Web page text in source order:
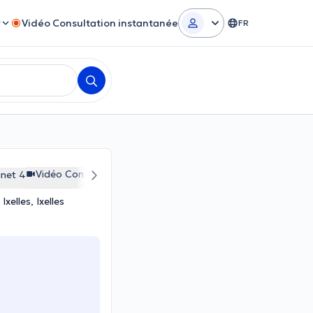
Vidéo Consultation instantanée FR
4 Vidéo Consultation
Ixelles